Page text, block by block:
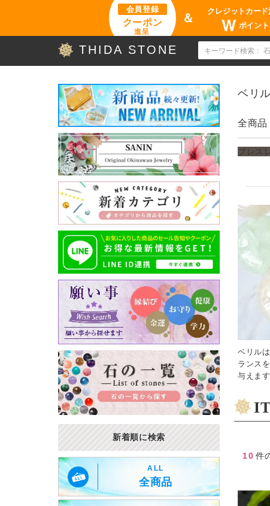
会員登録
クーポン
進呈
＆
クレジットカー
W ポイント
THIDA STONE
ベリル
全商品
ブレス
ベリル
ランス
与えます
10 件
新着順に検索
全商品
ALL